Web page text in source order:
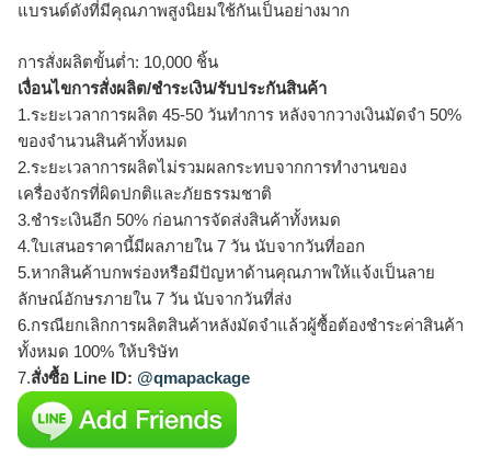
แบรนด์ดังที่มีคุณภาพสูงนิยมใช้กันเป็นอย่างมาก
การสั่งผลิตขั้นต่ำ: 10,000 ชิ้น
เงื่อนไขการสั่งผลิต/ชำระเงิน/รับประกันสินค้า
1.ระยะเวลาการผลิต 45-50 วันทำการ หลังจากวางเงินมัดจำ 50%
ของจำนวนสินค้าทั้งหมด
2.ระยะเวลาการผลิตไม่รวมผลกระทบจากการทำงานของ
เครื่องจักรที่ผิดปกติและภัยธรรมชาติ
3.ชำระเงินอีก 50% ก่อนการจัดส่งสินค้าทั้งหมด
4.ใบเสนอราคานี้มีผลภายใน 7 วัน นับจากวันที่ออก
5.หากสินค้าบกพร่องหรือมีปัญหาด้านคุณภาพให้แจ้งเป็นลาย
ลักษณ์อักษรภายใน 7 วัน นับจากวันที่ส่ง
6.กรณียกเลิกการผลิตสินค้าหลังมัดจำแล้วผู้ซื้อต้องชำระค่าสินค้า
ทั้งหมด 100% ให้บริษัท
7.สั่งซื้อ Line ID: @qmapackage